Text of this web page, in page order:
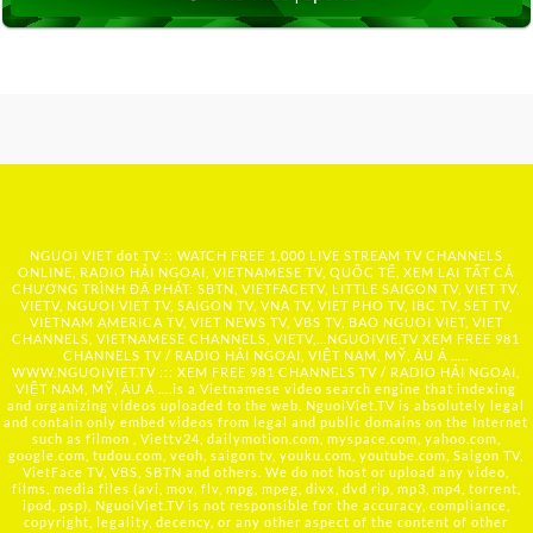
NGUOI VIET dot TV :: WATCH FREE 1,000 LIVE STREAM TV CHANNELS
ONLINE, RADIO HẢI NGOẠI, VIETNAMESE TV, QUỐC TẾ, XEM LẠI TẤT CẢ
CHƯƠNG TRÌNH ĐÃ PHÁT: SBTN, VIETFACETV, LITTLE SAIGON TV, VIET TV,
VIETV, NGUOI VIET TV, SAIGON TV, VNA TV, VIET PHO TV, IBC TV, SET TV,
VIETNAM AMERICA TV, VIET NEWS TV, VBS TV, BAO NGUOI VIET, VIET
CHANNELS, VIETNAMESE CHANNELS, VIETV,... NGUOIVIE.TV XEM FREE 981
CHANNELS TV / RADIO HẢI NGOẠI, VIỆT NAM, MỸ, ÂU Á …..
WWW.NGUOIVIET.TV ::: XEM FREE 981 CHANNELS TV / RADIO HẢI NGOẠI,
VIỆT NAM, MỸ, ÂU Á ….is a Vietnamese video search engine that indexing
and organizing videos uploaded to the web. NguoiViet.TV is absolutely legal
and contain only embed videos from legal and public domains on the Internet
such as filmon , Viettv24, dailymotion.com, myspace.com, yahoo.com,
google.com, tudou.com, veoh, saigon tv, youku.com, youtube.com, Saigon TV,
VietFace TV, VBS, SBTN and others. We do not host or upload any video,
films, media files (avi, mov, flv, mpg, mpeg, divx, dvd rip, mp3, mp4, torrent,
ipod, psp), NguoiViet.TV is not responsible for the accuracy, compliance,
copyright, legality, decency, or any other aspect of the content of other